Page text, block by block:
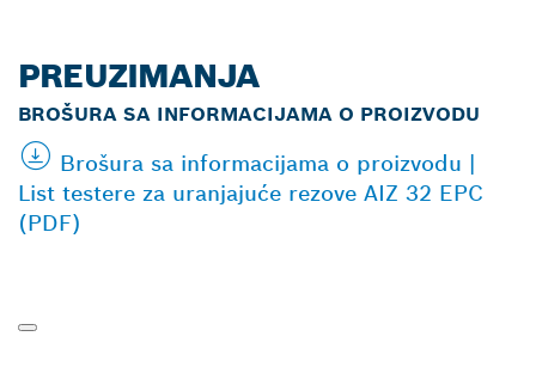
PREUZIMANJA
BROŠURA SA INFORMACIJAMA O PROIZVODU
Brošura sa informacijama o proizvodu |
List testere za uranjajuće rezove AIZ 32 EPC
(PDF)